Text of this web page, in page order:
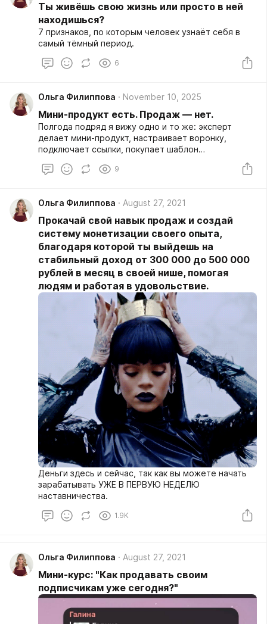
Ты живёшь свою жизнь или просто в ней
находишься?
7 признаков, по которым человек узнаёт себя в
самый тёмный период.
6
Ольга Филиппова November 10, 2025
Мини-продукт есть. Продаж — нет.
Полгода подряд я вижу одно и то же: эксперт
делает мини-продукт, настраивает воронку,
подключает ссылки, покупает шаблон…
9
Ольга Филиппова August 27, 2021
Прокачай свой навык продаж и создай
систему монетизации своего опыта,
благодаря которой ты выйдешь на
стабильный доход от 300 000 до 500 000
рублей в месяц в своей нише, помогая
людям и работая в удовольствие.
Деньги здесь и сейчас, так как вы можете начать
зарабатывать УЖЕ В ПЕРВУЮ НЕДЕЛЮ
наставничества.
1.9K
Ольга Филиппова August 27, 2021
Мини-курс: "Как продавать своим
подписчикам уже сегодня?"